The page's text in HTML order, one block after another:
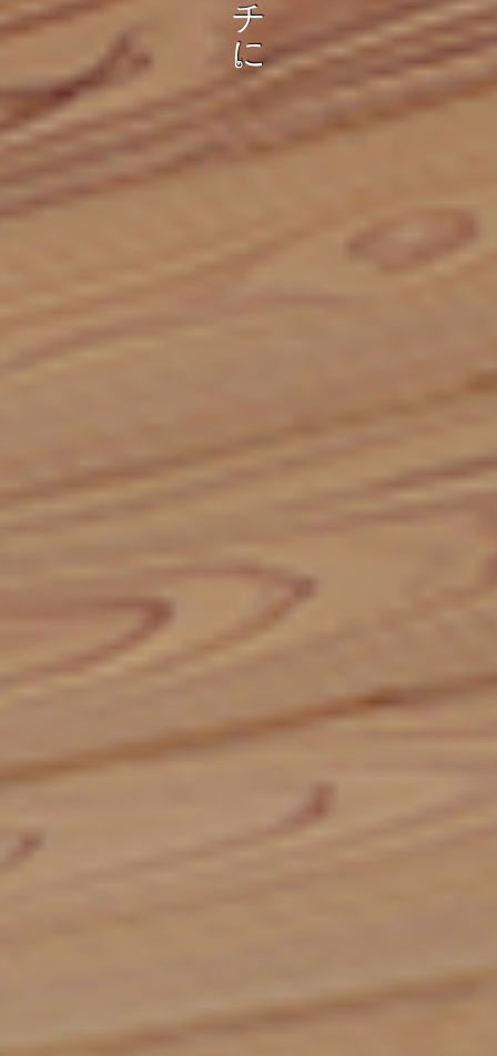
。